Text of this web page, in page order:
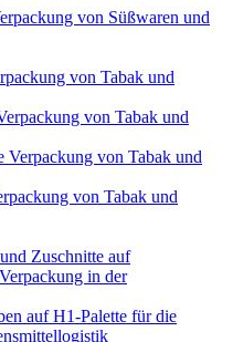
von Süßwaren und
von Tabak und
von Tabak und
Verpackung von Tabak und
von Tabak und
Zuschnitte auf
in der
auf H1-Palette für die